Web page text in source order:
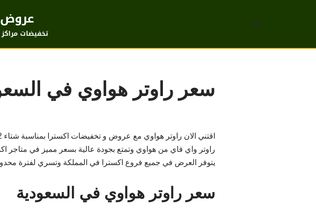
تخفيضات
سعر راوتر هواوي في
راوتر واي فاي من هواوي وتمتع بجودة عالية بسعر مميز في متاجر
يتوفر العرض في جميع فروع اكسترا في المملكة وتسري لفترة
سعر راوتر هواوي في السعودية